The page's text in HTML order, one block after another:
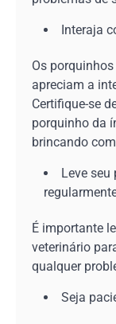
Interaja
Os
apreciam a
Certifique-se
porquinho da
brincando
Leve
É importante
veterinário
qualquer
Seja